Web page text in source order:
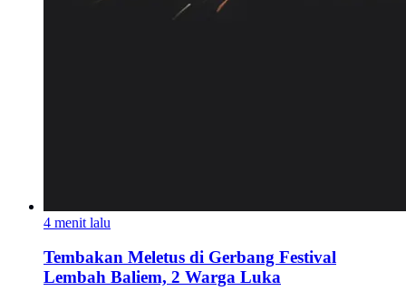
4 menit lalu
Tembakan Meletus di Gerbang Festival
Lembah Baliem, 2 Warga Luka